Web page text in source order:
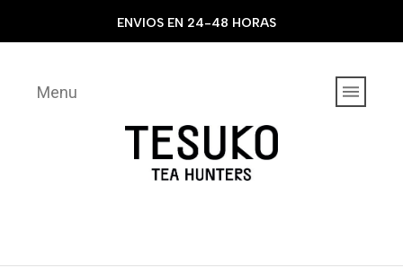
ENVIOS EN 24-48 HORAS
Menu